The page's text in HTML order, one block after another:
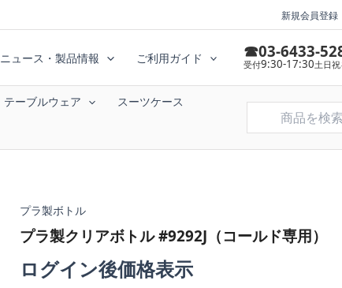
新規会員登録
ニュース・製品情報 ご利用ガイド ☎03-6433-
受付9:30-17:30土日祝
テーブルウェア スーツケース
プラ製ボトル
プラ製クリアボトル #9292J（コールド専用）
ログイン後価格表示